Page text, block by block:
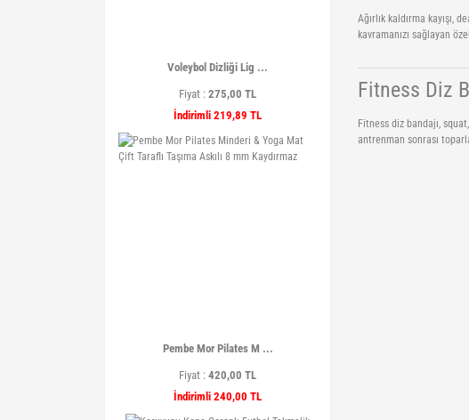
Voleybol Dizliği Lig ...
Fiyat : 275,00 TL
İndirimli 219,89 TL
Pembe Mor Pilates M ...
Fiyat : 420,00 TL
İndirimli 240,00 TL
Ağırlık kaldırma kayışı,
kavramanızı sağlayan
Fitness Diz
Fitness diz bandajı,
antrenman sonrası